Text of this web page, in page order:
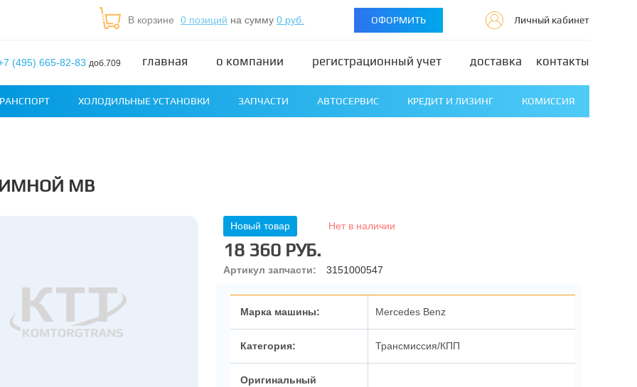
В корзине 0 позиций на сумму 0 руб. ОФОРМИТЬ Личный кабинет
(495) 665-82-83 доб.709 главная о компании регистрационный учет доставка контакты
ХОЛОДИЛЬНЫЕ УСТАНОВКИ ЗАПЧАСТИ АВТОСЕРВИС КРЕДИТ И ЛИЗИНГ КОМИССИЯ
MB
Новый товар Нет в наличии
18 360 РУБ.
Артикул запчасти: 3151000547
Марка машины: Mercedes Benz
Категория: Трансмиссия/КПП
Оригинальный